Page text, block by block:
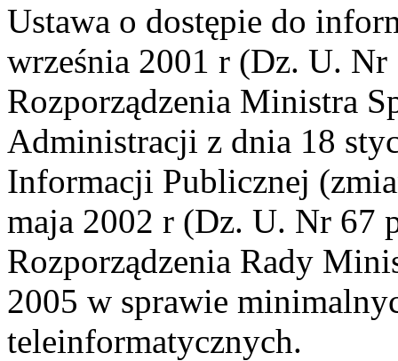
Ustawa o dostępie do
września 2001 r (Dz. U. Nr
Rozporządzenia Ministra
Administracji z dnia 18
Informacji Publicznej
maja 2002 r (Dz. U. Nr 67
Rozporządzenia Rady
2005 w sprawie
teleinformatycznych.